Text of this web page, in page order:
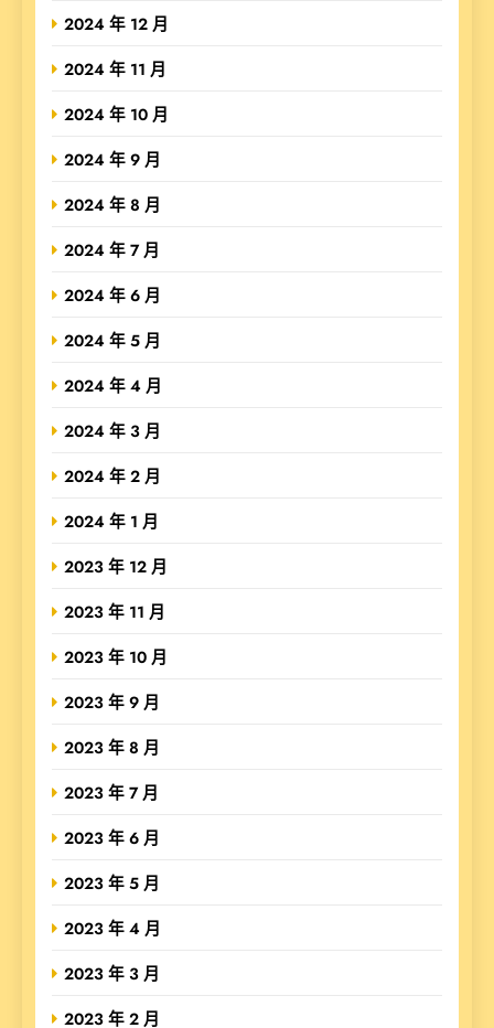
2024 年 12 月
2024 年 11 月
2024 年 10 月
2024 年 9 月
2024 年 8 月
2024 年 7 月
2024 年 6 月
2024 年 5 月
2024 年 4 月
2024 年 3 月
2024 年 2 月
2024 年 1 月
2023 年 12 月
2023 年 11 月
2023 年 10 月
2023 年 9 月
2023 年 8 月
2023 年 7 月
2023 年 6 月
2023 年 5 月
2023 年 4 月
2023 年 3 月
2023 年 2 月